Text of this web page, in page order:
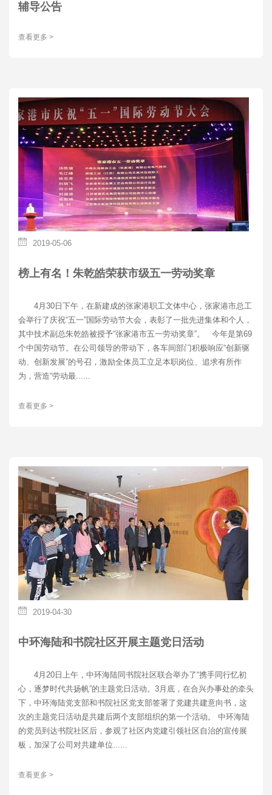
辅导公告
查看更多 >
2019-05-06
榜上有名！朱乾皓荣获市级五一劳动奖章
4月30日下午，在新建成的张家港职工文体中心，张家港市总工
会举行了庆祝“五一”国际劳动节大会，表彰了一批先进集体和个人，
其中技术副总朱乾皓被授予“张家港市五一劳动奖章”。 今年是第69
个中国劳动节。在公司领导的带动下，各车间部门积极响应“创新驱
动、创新发展”的号召，激励全体员工立足本职岗位、追求有所作
为，营造“劳动最......
查看更多 >
2019-04-30
中环海陆和书院社区开展主题党日活动
4月20日上午，中环海陆同书院社区联合举办了“携手同行忆初
心，逐梦时代共扬帆”的主题党日活动。3月底，在合兴办事处的牵头
下，中环海陆党支部和书院社区党支部签署了党建共建意向书，这
次的主题党日活动是共建后两个支部组织的第一个活动。 中环海陆
的党员到达书院社区后，参观了社区内党建引领社区自治的宣传展
板，加深了公司对共建单位......
查看更多 >